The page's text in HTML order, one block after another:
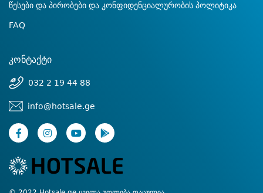
წესები და პირობები და კონფიდენციალურობის პოლიტიკა
FAQ
კონტაქტი
032 2 19 44 88
info@hotsale.ge